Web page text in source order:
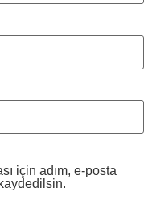
için adım, e-posta